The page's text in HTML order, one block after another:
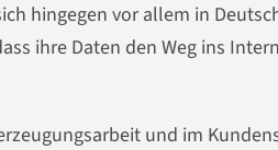
hingegen vor allem in
ihre Daten den Weg ins
und im